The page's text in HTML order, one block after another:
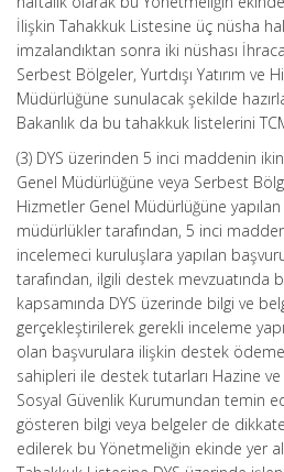
İlişkin Tahakkuk Listesine üç nüsha
imzalandıktan sonra iki nüshası
Serbest Bölgeler, Yurtdışı Yatırım ve
Müdürlüğüne sunulacak şekilde
Bakanlık da bu tahakkuk listelerini
(3) DYS üzerinden 5 inci maddenin
Genel Müdürlüğüne veya Serbest
Hizmetler Genel Müdürlüğüne
müdürlükler tarafından, 5 inci
incelemeci kuruluşlara yapılan
tarafından, ilgili destek mevzuatında
kapsamında DYS üzerinde bilgi ve
gerçekleştirilerek gerekli inceleme
olan başvurulara ilişkin destek
sahipleri ile destek tutarları Hazine ve
Sosyal Güvenlik Kurumundan temin
gösteren bilgi veya belgeler de
edilerek bu Yönetmeliğin ekinde yer